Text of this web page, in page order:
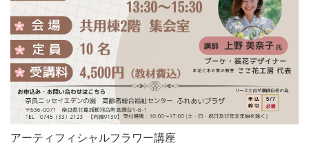
アーティフィシャルフラワー講座